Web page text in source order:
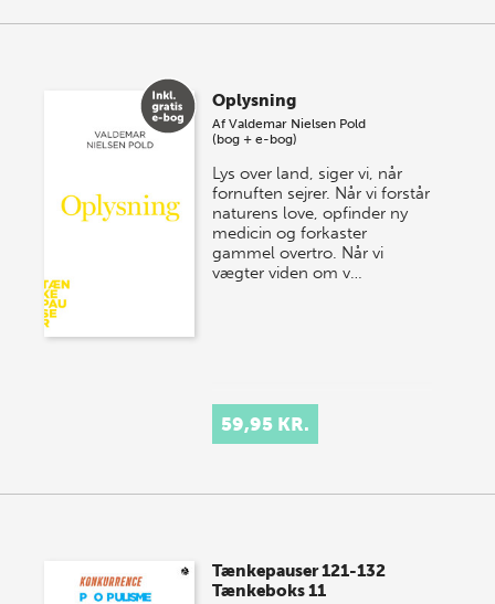
Oplysning
AfValdemar Nielsen Pold
(bog + e-bog)
Lys over land, siger vi, når
fornuften sejrer. Når vi forstår
naturens love, opfinder ny
medicin og forkaster
gammel overtro. Når vi
vægter viden om v…
59,95 KR.
Tænkepauser 121-132
Tænkeboks 11